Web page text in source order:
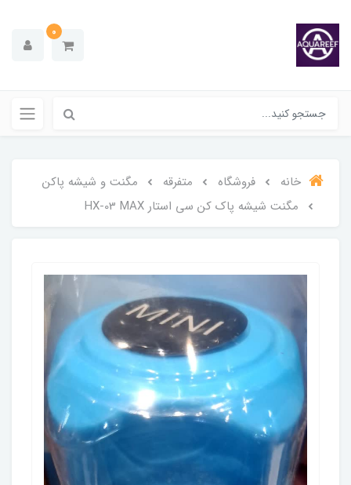
0
خانه فروشگاه متفرقه
مگنت و شیشه پاکن
مگنت شیشه پاک کن سی استار HX-03 MAX